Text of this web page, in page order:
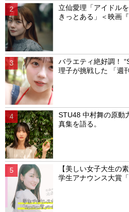
立仙愛理「アイドル
きっとある」＜映画
バラエティ絶好調！
理子が挑戦した 「週
STU48 中村舞の原動
真集を語る。
【美しい女子大生の
学生アナウンス大賞